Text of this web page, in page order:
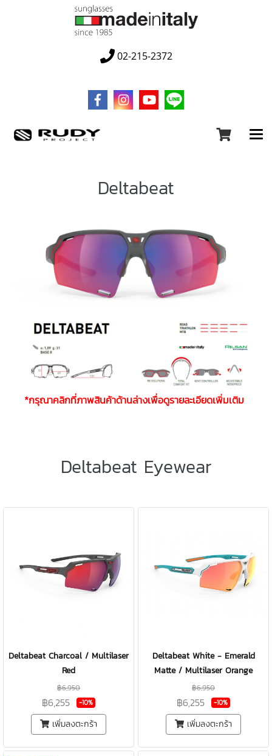
02-215-2372
Deltabeat
*กรุณาคลิกที่ภาพสินค้าด้านล่างเพื่อดูรายละเอียดเพิ่มเติม
Deltabeat Eyewear
Deltabeat Charcoal / Multilaser
Red
฿6,950
฿6,255 -10%
เพิ่มลงตะกร้า
Deltabeat White - Emerald
Matte / Multilaser Orange
฿6,950
฿6,255 -10%
เพิ่มลงตะกร้า